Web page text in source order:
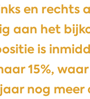
en rechts
aan het
is
15%,
nog meer